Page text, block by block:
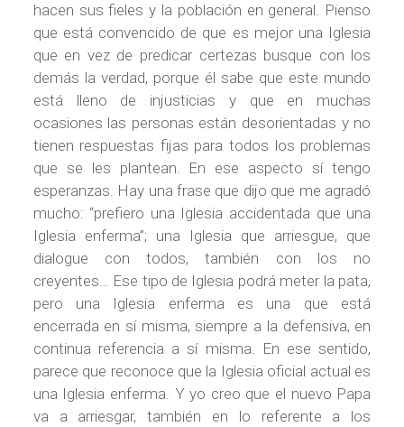
hacen sus fieles y la población en general. Pienso
que está convencido de que es mejor una Iglesia
que en vez de predicar certezas busque con los
demás la verdad, porque él sabe que este mundo
está lleno de injusticias y que en muchas
ocasiones las personas están desorientadas y no
tienen respuestas fijas para todos los problemas
que se les plantean. En ese aspecto sí tengo
esperanzas. Hay una frase que dijo que me agradó
mucho: “prefiero una Iglesia accidentada que una
Iglesia enferma”; una Iglesia que arriesgue, que
dialogue con todos, también con los no
creyentes… Ese tipo de Iglesia podrá meter la pata,
pero una Iglesia enferma es una que está
encerrada en sí misma, siempre a la defensiva, en
continua referencia a sí misma. En ese sentido,
parece que reconoce que la Iglesia oficial actual es
una Iglesia enferma. Y yo creo que el nuevo Papa
va a arriesgar, también en lo referente a los